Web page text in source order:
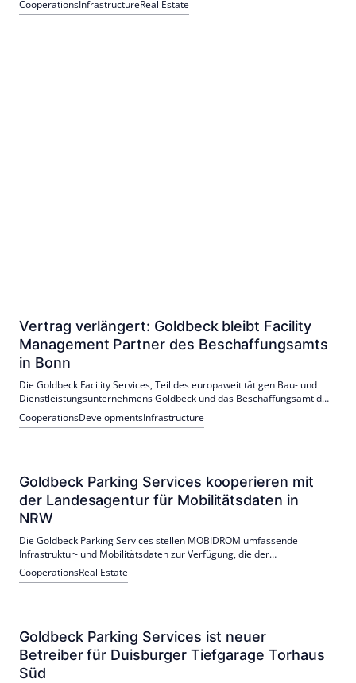
sowie die Entwicklung von Mobilitätslösungen an beiden Standorten.
CooperationsInfrastructureReal Estate
Vertrag verlängert: Goldbeck bleibt Facility
Management Partner des Beschaffungsamts
in Bonn
Die Goldbeck Facility Services, Teil des europaweit tätigen Bau- und
Dienstleistungsunternehmens Goldbeck und das Beschaffungsamt des
Bundesministeriums des Inneren verlängern und intensivieren ihre
Zusammenarbeit.
CooperationsDevelopmentsInfrastructure
Goldbeck Parking Services kooperieren mit
der Landesagentur für Mobilitätsdaten in
NRW
Die Goldbeck Parking Services stellen MOBIDROM umfassende
Infrastruktur- und Mobilitätsdaten zur Verfügung, die der
Parkraumexperte aus den rund 62 von ihm gemanagten Parkobjekten
und E-Ladestationen in Nordrhein-Westfalen bezieht.
CooperationsReal Estate
Goldbeck Parking Services ist neuer
Betreiber für Duisburger Tiefgarage Torhaus
Süd